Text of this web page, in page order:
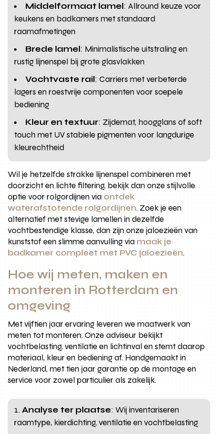
Middelformaat lamel: Allround keuze voor
keukens en badkamers met standaard
raamafmetingen
Brede lamel: Minimalistische uitstraling en
rustig lijnenspel bij grote glasvlakken
Vochtvaste rail: Carriers met verbeterde
lagers en roestvrije componenten voor soepele
bediening
Kleur en textuur: Zijdemat, hoogglans of soft
touch met UV stabiele pigmenten voor langdurige
kleurechtheid
Wil je hetzelfde strakke lijnenspel combineren met
doorzicht en lichte filtering, bekijk dan onze stijlvolle
optie voor rolgordijnen via ontdek
waterafstotende rolgordijnen. Zoek je een
alternatief met stevige lamellen in dezelfde
vochtbestendige klasse, dan zijn onze jaloezieën van
kunststof een slimme aanvulling via maak je
badkamer compleet met PVC jaloezieën.
Hoe wij meten, maken en
monteren in Rotterdam en
omgeving
Met vijftien jaar ervaring leveren we maatwerk van
meten tot monteren. Onze adviseur bekijkt
vochtbelasting, ventilatie en lichtinval en stemt daarop
materiaal, kleur en bediening af. Handgemaakt in
Nederland, met tien jaar garantie op de montage en
service voor zowel particulier als zakelijk.
Analyse ter plaatse: Wij inventariseren
raamtype, kierdichting, ventilatie en vochtbelasting